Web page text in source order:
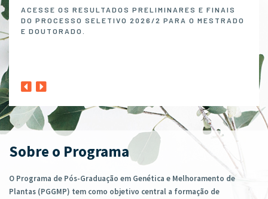
ACESSE OS RESULTADOS PRELIMINARES E FINAIS
DO PROCESSO SELETIVO 2026/2 PARA O MESTRADO
E DOUTORADO.
1º
Sobre o Programa
O Programa de Pós-Graduação em Genética e Melhoramento de
Plantas (PGGMP) tem como objetivo central a formação de